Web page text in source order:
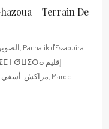
– Terrain De